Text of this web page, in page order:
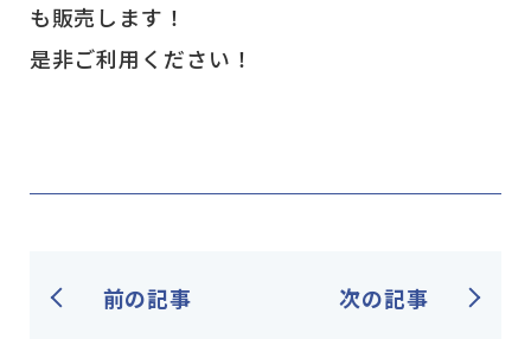
も販売します！
是非ご利用ください！
前の記事 次の記事